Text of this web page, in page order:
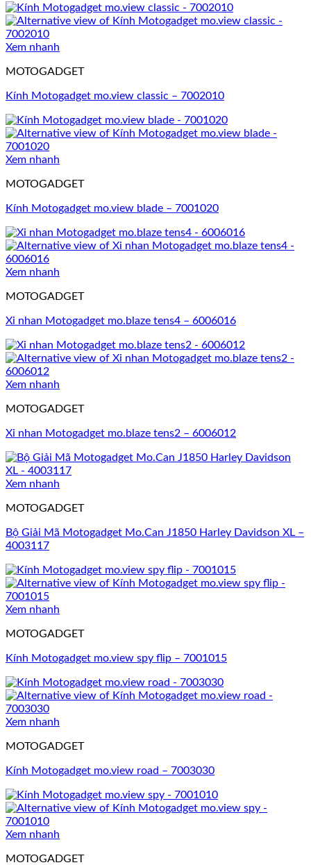
Xem nhanh
MOTOGADGET
Kính Motogadget mo.view classic – 7002010
Xem nhanh
MOTOGADGET
Kính Motogadget mo.view blade – 7001020
Xem nhanh
MOTOGADGET
Xi nhan Motogadget mo.blaze tens4 – 6006016
Xem nhanh
MOTOGADGET
Xi nhan Motogadget mo.blaze tens2 – 6006012
Xem nhanh
MOTOGADGET
Bộ Giải Mã Motogadget Mo.Can J1850 Harley Davidson XL –
4003117
Xem nhanh
MOTOGADGET
Kính Motogadget mo.view spy flip – 7001015
Xem nhanh
MOTOGADGET
Kính Motogadget mo.view road – 7003030
Xem nhanh
MOTOGADGET